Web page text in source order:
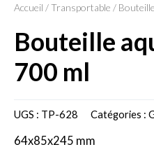
Accueil /Transportable /
bouteille aqua
700 ml
UGS : TP-628 Catégories :
64x85x245 mm